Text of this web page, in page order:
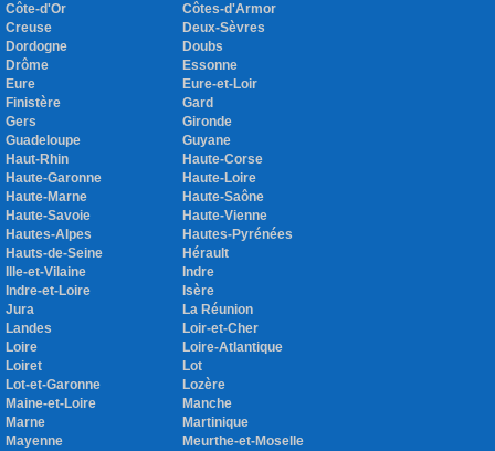
Côte-d'Or
Côtes-d'Armor
Creuse
Deux-Sèvres
Dordogne
Doubs
Drôme
Essonne
Eure
Eure-et-Loir
Finistère
Gard
Gers
Gironde
Guadeloupe
Guyane
Haut-Rhin
Haute-Corse
Haute-Garonne
Haute-Loire
Haute-Marne
Haute-Saône
Haute-Savoie
Haute-Vienne
Hautes-Alpes
Hautes-Pyrénées
Hauts-de-Seine
Hérault
Ille-et-Vilaine
Indre
Indre-et-Loire
Isère
Jura
La Réunion
Landes
Loir-et-Cher
Loire
Loire-Atlantique
Loiret
Lot
Lot-et-Garonne
Lozère
Maine-et-Loire
Manche
Marne
Martinique
Mayenne
Meurthe-et-Moselle